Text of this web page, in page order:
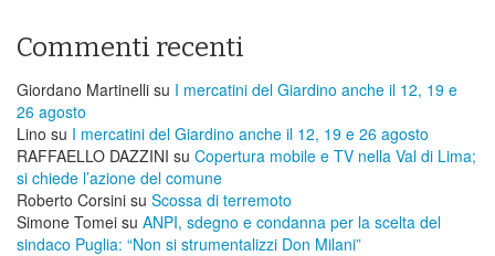
Commenti recenti
Giordano Martinelli su I mercatini del Giardino anche il 12, 19 e
26 agosto
Lino su I mercatini del Giardino anche il 12, 19 e 26 agosto
RAFFAELLO DAZZINI su ​Copertura mobile e TV nella Val di Lima;
si chiede l’azione del comune
Roberto Corsini su Scossa di terremoto
Simone Tomei su ANPI, sdegno e condanna per la scelta del
sindaco Puglia: “Non si strumentalizzi Don Milani”